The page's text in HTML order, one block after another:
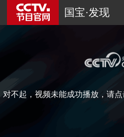
国宝·发现
对不起，视频未能成功播放，请点